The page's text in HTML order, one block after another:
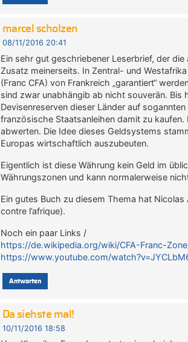
marcel scholzen
08/11/2016 20:41
Ein sehr gut geschriebener Leserbrief, der
Zusatz meinerseits. In Zentral- und
(Franc CFA) von Frankreich „garantiert“
sind zwar unabhängib ab nicht souverän. Bis
Devisenreserven dieser Länder auf
französische Staatsanleihen damit zu
abwerten. Die Idee dieses Geldsystems
Europas wirtschaftlich auszubeuten.
Eigentlich ist diese Währung kein Geld im
Währungszonen und kann normalerweise
Ein gutes Buch zu diesem Thema hat Nicolas
contre l’afrique).
Noch ein paar Links /
https://de.wikipedia.org/wiki/CFA-Franc-Zone
https://www.youtube.com/
Antworten
Da siehste mal!
10/11/2016 18:58